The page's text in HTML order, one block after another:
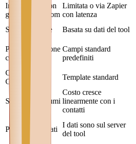
Integrazione con
gestionale custom
Limitata o via Zapier
con latenza
Segmentazione
Basata su dati del tool
Personalizzazione
contenuti
Campi standard
predefiniti
Conformità
GDPR
Template standard
Scalabilità volumi
Costo cresce
linearmente con i
contatti
Proprietà dei dati
I dati sono sul server
del tool